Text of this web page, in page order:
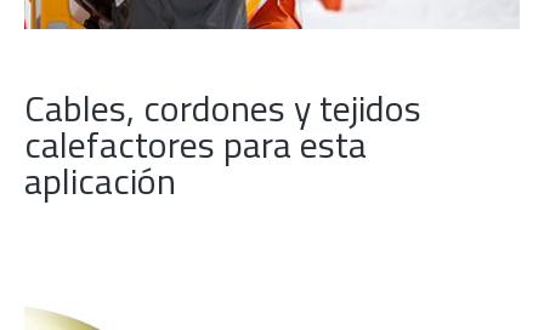
Cables, cordones y tejidos
calefactores para esta
aplicación